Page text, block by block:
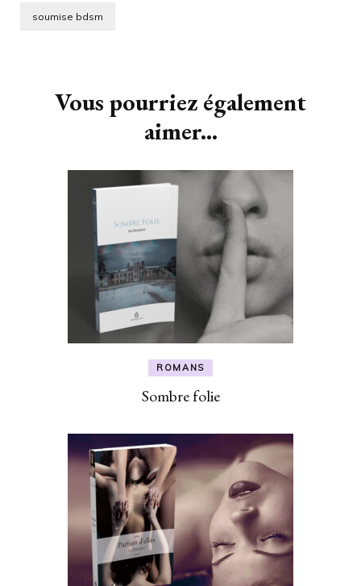
soumise bdsm
Vous pourriez également
aimer...
ROMANS
Sombre folie